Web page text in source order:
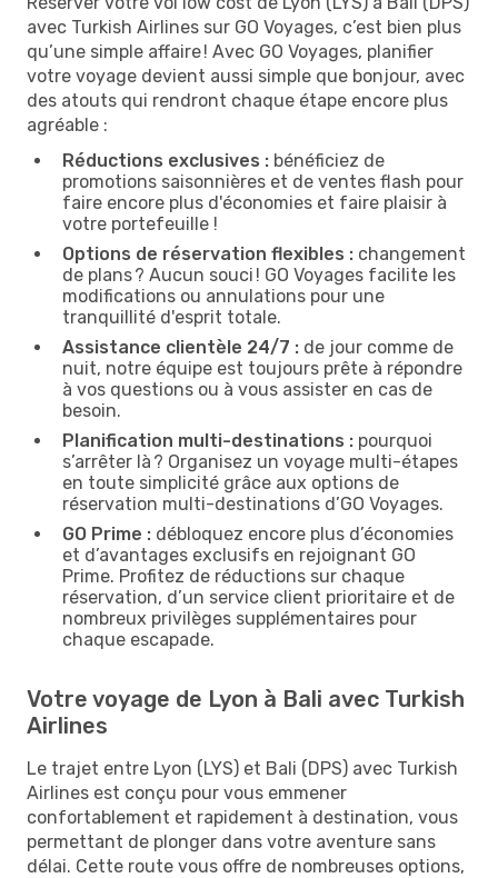
avec Turkish Airlines sur GO Voyages, c’est bien plus
qu’une simple affaire ! Avec GO Voyages, planifier
votre voyage devient aussi simple que bonjour, avec
des atouts qui rendront chaque étape encore plus
agréable :
Réductions exclusives : bénéficiez de
promotions saisonnières et de ventes flash pour
faire encore plus d'économies et faire plaisir à
votre portefeuille !
Options de réservation flexibles : changement
de plans ? Aucun souci ! GO Voyages facilite les
modifications ou annulations pour une
tranquillité d'esprit totale.
Assistance clientèle 24/7 : de jour comme de
nuit, notre équipe est toujours prête à répondre
à vos questions ou à vous assister en cas de
besoin.
Planification multi-destinations : pourquoi
s’arrêter là ? Organisez un voyage multi-étapes
en toute simplicité grâce aux options de
réservation multi-destinations d’GO Voyages.
GO Prime : débloquez encore plus d’économies
et d’avantages exclusifs en rejoignant GO
Prime. Profitez de réductions sur chaque
réservation, d’un service client prioritaire et de
nombreux privilèges supplémentaires pour
chaque escapade.
Votre voyage de Lyon à Bali avec Turkish
Airlines
Le trajet entre Lyon (LYS) et Bali (DPS) avec Turkish
Airlines est conçu pour vous emmener
confortablement et rapidement à destination, vous
permettant de plonger dans votre aventure sans
délai. Cette route vous offre de nombreuses options,